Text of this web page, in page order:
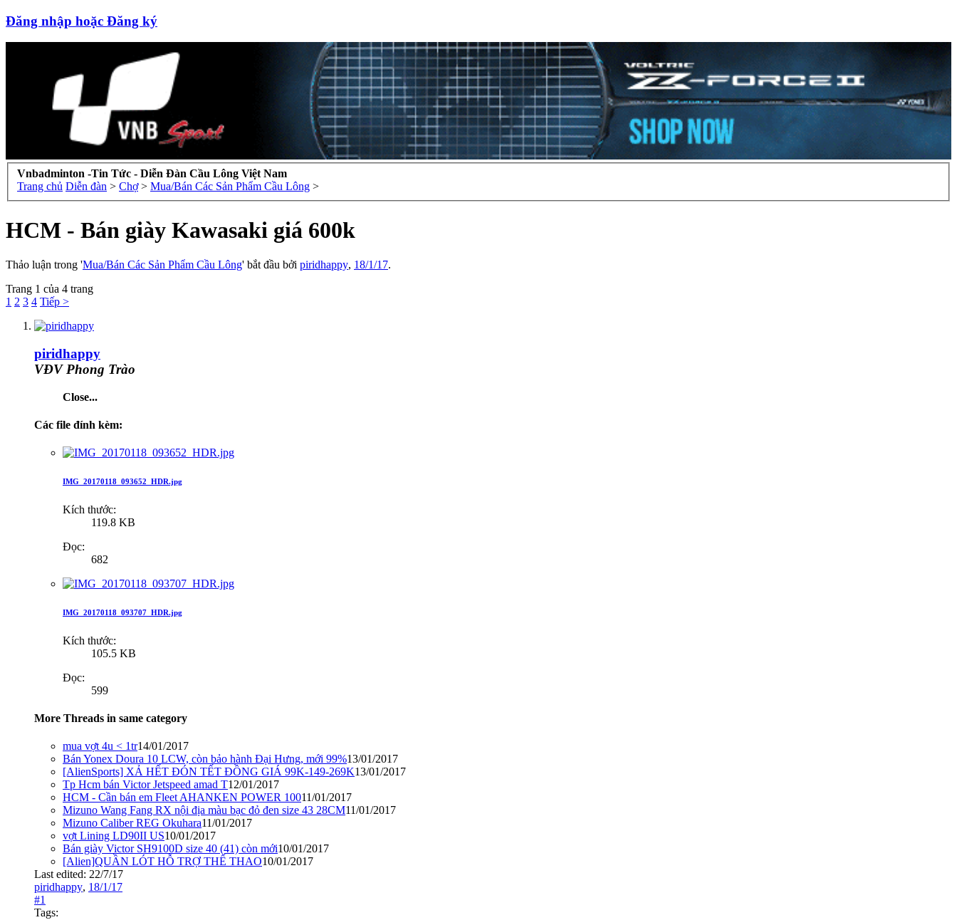
Đăng nhập hoặc Đăng ký
Vnbadminton -Tin Tức - Diễn Đàn Cầu Lông Việt Nam
Trang chủ Diễn đàn > Chợ > Mua/Bán Các Sản Phẩm Cầu Lông >
HCM - Bán giày Kawasaki giá 600k
Thảo luận trong 'Mua/Bán Các Sản Phẩm Cầu Lông' bắt đầu bởi piridhappy, 18/1/17.
Trang 1 của 4 trang
1 2 3 4 Tiếp >
piridhappy
VĐV Phong Trào
Close...
Các file đính kèm:
IMG_20170118_093652_HDR.jpg
Kích thước:
119.8 KB
Đọc:
682
IMG_20170118_093707_HDR.jpg
Kích thước:
105.5 KB
Đọc:
599
More Threads in same category
mua vợt 4u < 1tr14/01/2017
Bán Yonex Doura 10 LCW, còn bảo hành Đại Hưng, mới 99%13/01/2017
[AlienSports] XẢ HẾT ĐÓN TẾT ĐỒNG GIÁ 99K-149-269K13/01/2017
Tp Hcm bán Victor Jetspeed amad T12/01/2017
HCM - Cần bán em Fleet AHANKEN POWER 10011/01/2017
Mizuno Wang Fang RX nội địa màu bạc đỏ đen size 43 28CM11/01/2017
Mizuno Caliber REG Okuhara11/01/2017
vợt Lining LD90II US10/01/2017
Bán giày Victor SH9100D size 40 (41) còn mới10/01/2017
[Alien]QUẦN LÓT HỖ TRỢ THỂ THAO10/01/2017
Last edited: 22/7/17
piridhappy, 18/1/17
#1
Tags: